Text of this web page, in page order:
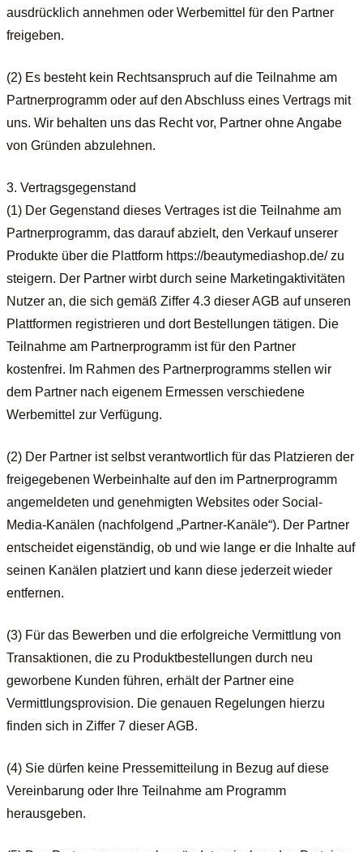
ausdrücklich annehmen oder Werbemittel für den Partner
freigeben.
(2) Es besteht kein Rechtsanspruch auf die Teilnahme am
Partnerprogramm oder auf den Abschluss eines Vertrags mit
uns. Wir behalten uns das Recht vor, Partner ohne Angabe
von Gründen abzulehnen.
3. Vertragsgegenstand
(1) Der Gegenstand dieses Vertrages ist die Teilnahme am
Partnerprogramm, das darauf abzielt, den Verkauf unserer
Produkte über die Plattform https://beautymediashop.de/ zu
steigern. Der Partner wirbt durch seine Marketingaktivitäten
Nutzer an, die sich gemäß Ziffer 4.3 dieser AGB auf unseren
Plattformen registrieren und dort Bestellungen tätigen. Die
Teilnahme am Partnerprogramm ist für den Partner
kostenfrei. Im Rahmen des Partnerprogramms stellen wir
dem Partner nach eigenem Ermessen verschiedene
Werbemittel zur Verfügung.
(2) Der Partner ist selbst verantwortlich für das Platzieren der
freigegebenen Werbeinhalte auf den im Partnerprogramm
angemeldeten und genehmigten Websites oder Social-
Media-Kanälen (nachfolgend „Partner-Kanäle“). Der Partner
entscheidet eigenständig, ob und wie lange er die Inhalte auf
seinen Kanälen platziert und kann diese jederzeit wieder
entfernen.
(3) Für das Bewerben und die erfolgreiche Vermittlung von
Transaktionen, die zu Produktbestellungen durch neu
geworbene Kunden führen, erhält der Partner eine
Vermittlungsprovision. Die genauen Regelungen hierzu
finden sich in Ziffer 7 dieser AGB.
(4) Sie dürfen keine Pressemitteilung in Bezug auf diese
Vereinbarung oder Ihre Teilnahme am Programm
herausgeben.